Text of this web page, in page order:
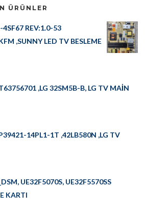
ÜRÜNLER
REV:1.0-53
,SUNNY LED TV BESLEME
,LG 32SM5B-B, LG TV MAİN
14PL1-1T ,42LB580N ,LG TV
UE32F5070S, UE32F5570SS
KARTI